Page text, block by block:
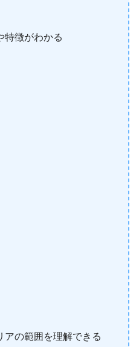
徴がわかる
の範囲を理解できる